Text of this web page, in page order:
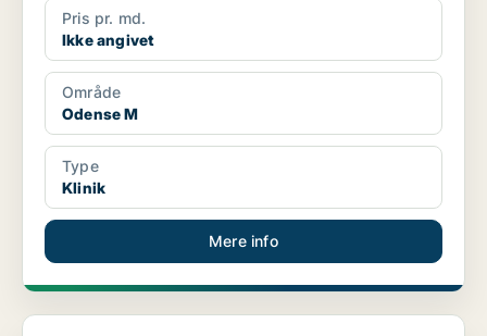
Pris pr. md.
Ikke angivet
Område
Odense M
Type
Klinik
Mere info
Klinik i Odense SV